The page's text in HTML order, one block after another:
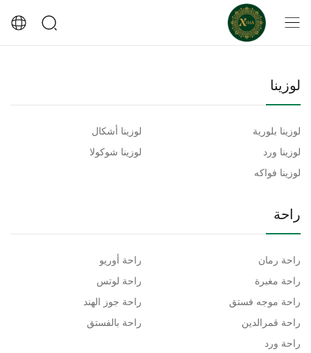
لوزينا
لوزينا بلورية
لوزينا ورد
لوزينا فواكه
لوزينا أشكال
لوزينا شوكولا
راحة
راحة رمان
راحة مغبرة
راحة موجه فستق
راحة قمرالدين
راحة ورد
راحة أوريو
راحة لوتس
راحة جوز الهند
راحة بالفستق